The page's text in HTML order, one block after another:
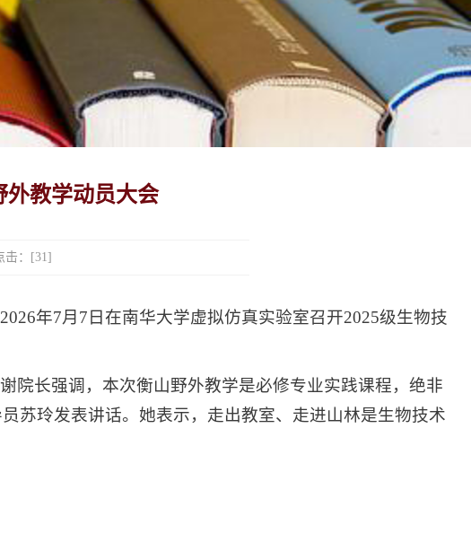
外教学动员大会
击：[31]
年7月7日在南华大学虚拟仿真实验室召开2025级生物技
院长强调，本次衡山野外教学是必修专业实践课程，绝非
苏玲发表讲话。她表示，走出教室、走进山林是生物技术